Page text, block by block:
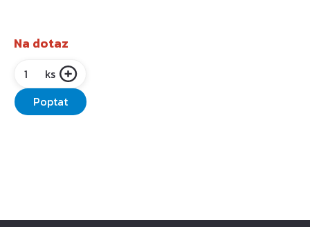
Na dotaz
ks
Poptat